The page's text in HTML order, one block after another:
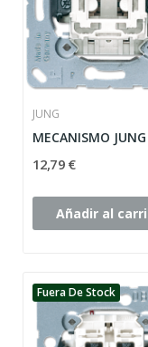
JUNG
12,79 €
Añadir al
Fuera De Stock